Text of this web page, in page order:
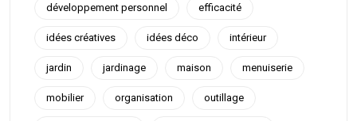
développement personnel efficacité
idées créatives idées déco intérieur
jardin jardinage maison menuiserie
mobilier organisation outillage